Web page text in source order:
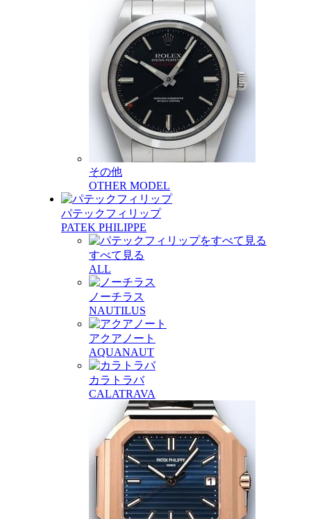
その他
OTHER MODEL
パテックフィリップ
PATEK PHILIPPE
すべて見る
ALL
ノーチラス
NAUTILUS
アクアノート
AQUANAUT
カラトラバ
CALATRAVA